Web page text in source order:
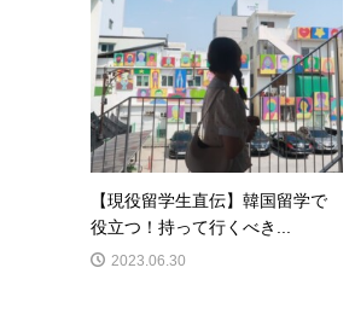
【現役留学生直伝】韓国留学で
役立つ！持って行くべき...
2023.06.30